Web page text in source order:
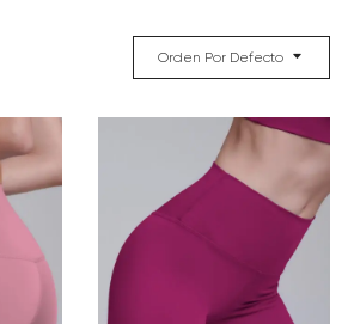
Orden Por Defecto